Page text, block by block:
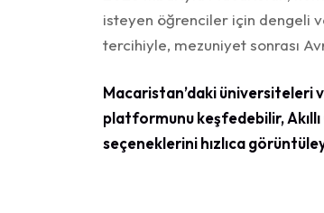
isteyen öğrenciler için dengeli
tercihiyle, mezuniyet sonrası
Macaristan’daki üniversiteleri
platformunu keşfedebilir,
seçeneklerini hızlıca